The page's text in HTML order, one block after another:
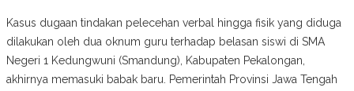
Kasus dugaan tindakan pelecehan verbal hingga fisik yang diduga
dilakukan oleh dua oknum guru terhadap belasan siswi di SMA
Negeri 1 Kedungwuni (Smandung), Kabupaten Pekalongan,
akhirnya memasuki babak baru. Pemerintah Provinsi Jawa Tengah